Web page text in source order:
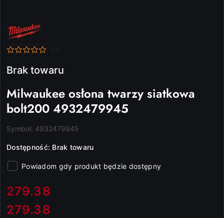
NAZWA
PRODUCENTA:
MILWAUKEE
Brak towaru
Milwaukee osłona twarzy siatkowa
bolt200 4932479945
Symbol: 4932479945
Dostępność: Brak towaru
Powiadom gdy produkt będzie dostępny
cena:
279.38
Cena:
279.38